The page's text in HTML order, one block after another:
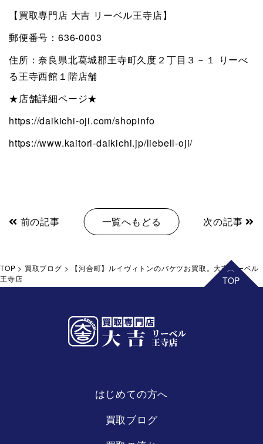
【買取専門店 大吉 リーベル王寺店】
郵便番号：636-0003
住所：奈良県北葛城郡王寺町久度２丁目３－１ りーべ
る王寺西館１階店舗
★店舗詳細ページ★
https://daikichi-oji.com/shopinfo
https://www.kaitori-daikichi.jp/liebell-oji/
前の記事 一覧へもどる 次の記事
TOP > 買取ブログ >
【河合町】ルイヴィトンのバケツお買取。大吉リーベル
王寺店
リーベル
王寺店
はじめての方へ
買取ブログ